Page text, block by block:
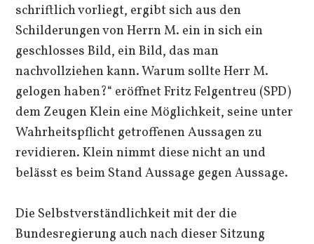
schriftlich vorliegt, ergibt sich aus den
Schilderungen von Herrn M. ein in sich ein
geschlosses Bild, ein Bild, das man
nachvollziehen kann. Warum sollte Herr M.
gelogen haben?“ eröffnet Fritz Felgentreu (SPD)
dem Zeugen Klein eine Möglichkeit, seine unter
Wahrheitspflicht getroffenen Aussagen zu
revidieren. Klein nimmt diese nicht an und
belässt es beim Stand Aussage gegen Aussage.
Die Selbstverständlichkeit mit der die
Bundesregierung auch nach dieser Sitzung